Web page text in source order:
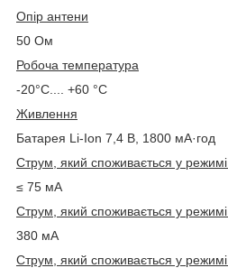
Опір антени
50 Ом
Робоча температура
-20°С.... +60 °C
Живлення
Батарея Li-Ion 7,4 В, 1800 мА·год
Струм, який споживається у режимі
≤ 75 мА
Струм, який споживається у
380 мА
Струм, який споживається у